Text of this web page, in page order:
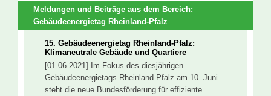
Meldungen und Beiträge aus dem Bereich:
Gebäudeenergietag Rheinland-Pfalz
15. Gebäudeenergietag Rheinland-Pfalz:
Klimaneutrale Gebäude und Quartiere
[01.06.2021] Im Fokus des diesjährigen
Gebäudeenergietags Rheinland-Pfalz am 10. Juni
steht die neue Bundesförderung für effiziente